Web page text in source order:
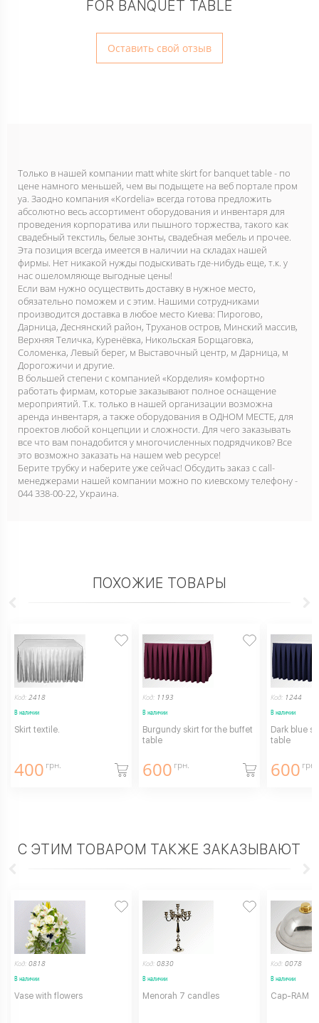
FOR BANQUET TABLE
Оставить свой отзыв
Только в нашей компании matt white skirt for banquet table - по
цене намного меньшей, чем вы подыщете на веб портале пром
уа. Заодно компания «Kordelia» всегда готова предложить
абсолютно весь ассортимент оборудования и инвентаря для
проведения корпоратива или пышного торжества, такого как
свадебный текстиль, белые зонты, свадебная мебель и прочее.
Эта позиция всегда имеется в наличии на складах нашей
фирмы. Нет никакой нужды подыскивать где-нибудь еще, т.к. у
нас ошеломляюще выгодные цены!
Если вам нужно осуществить доставку в нужное место,
обязательно поможем и с этим. Нашими сотрудниками
производится доставка в любое место Киева: Пирогово,
Дарница, Деснянский район, Труханов остров, Минский массив,
Верхняя Теличка, Куренёвка, Никольская Борщаговка,
Соломенка, Левый берег, м Выставочный центр, м Дарница, м
Дорогожичи и другие.
В большей степени с компанией «Корделия» комфортно
работать фирмам, которые заказывают полное оснащение
мероприятий. Т.к. только в нашей организации возможна
аренда инвентаря, а также оборудования в ОДНОМ МЕСТЕ, для
проектов любой концепции и сложности. Для чего заказывать
все что вам понадобится у многочисленных подрядчиков? Все
это возможно заказать на нашем web ресурсе!
Берите трубку и наберите уже сейчас! Обсудить заказ с call-
менеджерами нашей компании можно по киевскому телефону -
044 338-00-22, Украина.
ПОХОЖИЕ ТОВАРЫ
Код: 2418
В наличии
Skirt textile.
400 грн.
Код: 1193
В наличии
Burgundy skirt for the buffet
table
600 грн.
Код: 1244
В наличии
Dark blue
table
600 грн.
С ЭТИМ ТОВАРОМ ТАКЖЕ ЗАКАЗЫВАЮТ
Код: 0818
В наличии
Vase with flowers
Код: 0830
В наличии
Menorah 7 candles
Код: 0078
В наличии
Cap-RAM